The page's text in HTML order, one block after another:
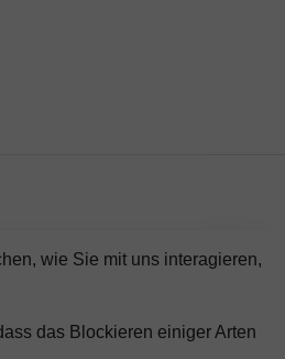
wie Sie mit uns interagieren,
das Blockieren einiger Arten